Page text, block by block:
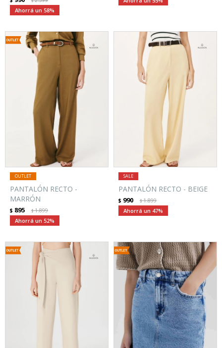
58
PANTALÓN RECTO -
MARRÓN
$ 895 $1.899
52
PANTALÓN RECTO - BEIGE
$ 990 $1.899
47